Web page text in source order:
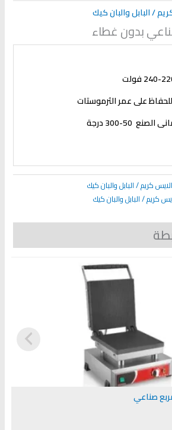
/ البابل والبان كيك
بدون غطاء
على عمر الثرموستات
50-300 درجة
كريم / البابل والبان كيك
كريم / البابل والبان كيك
صناعي